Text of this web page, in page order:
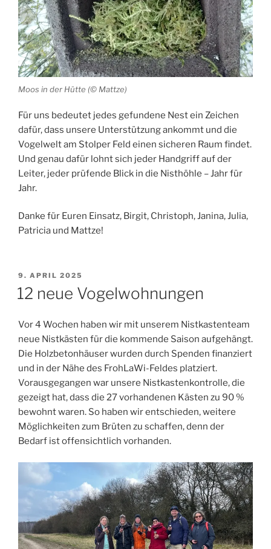
Moos in der Hütte (© Mattze)
Für uns bedeutet jedes gefundene Nest ein Zeichen
dafür, dass unsere Unterstützung ankommt und die
Vogelwelt am Stolper Feld einen sicheren Raum findet.
Und genau dafür lohnt sich jeder Handgriff auf der
Leiter, jeder prüfende Blick in die Nisthöhle – Jahr für
Jahr.
Danke für Euren Einsatz, Birgit, Christoph, Janina, Julia,
Patricia und Mattze!
VERÖFFENTLICHT
AM
9. APRIL 2025
12 neue Vogelwohnungen
Vor 4 Wochen haben wir mit unserem Nistkastenteam
neue Nistkästen für die kommende Saison aufgehängt.
Die Holzbetonhäuser wurden durch Spenden finanziert
und in der Nähe des FrohLaWi-Feldes platziert.
Vorausgegangen war unsere Nistkastenkontrolle, die
gezeigt hat, dass die 27 vorhandenen Kästen zu 90 %
bewohnt waren. So haben wir entschieden, weitere
Möglichkeiten zum Brüten zu schaffen, denn der
Bedarf ist offensichtlich vorhanden.